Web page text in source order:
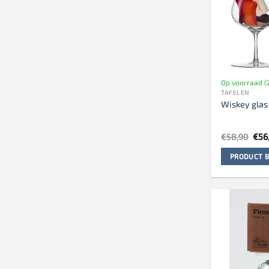
Op voorraad
TAFELEN
Wiskey
€58,90
prijs
€
PRODUCT